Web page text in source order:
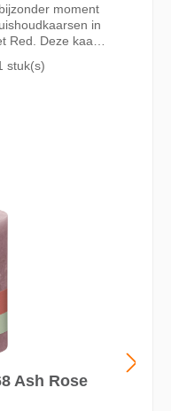
in
Red. Deze kaars
MaxAmbiance
superdunne lont
je huis.
stuk(s)
Ash Rose